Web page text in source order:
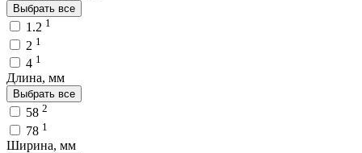
Выбрать все
1.2 1
2 1
4 1
Длина, мм
Выбрать все
58 2
78 1
Ширина, мм